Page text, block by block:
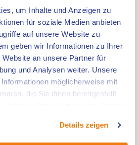
um Inhalte und Anzeigen zu
für soziale Medien anbieten
auf unsere Website zu
geben wir Informationen zu Ihrer
an unsere Partner für
und Analysen weiter. Unsere
möglicherweise mit
die Sie ihnen bereitgestellt
Details zeigen
wo wir von 8 Uhr morgens bis
da sind. Ob Sie sich für das
entscheiden, alle
unserer offenen Küche
Ihnen frische Suppen,
Flammkuchen, frische